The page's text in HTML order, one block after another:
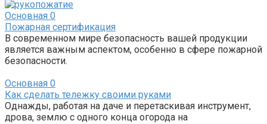
Основная 0
Пожарная сертификация
В современном мире безопасность вашей продукции
является важным аспектом, особенно в сфере пожарной
безопасности.
Основная 0
Как сделать тележку своими руками
Однажды, работая на даче и перетаскивая инструмент,
дрова, землю с одного конца огорода на